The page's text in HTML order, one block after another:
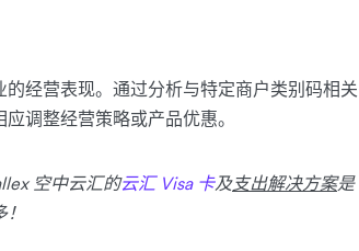
经营表现。通过分析与特定商户类别码相关
调整经营策略或产品优惠。
空中云汇的云汇 Visa 卡及支出解决方案是